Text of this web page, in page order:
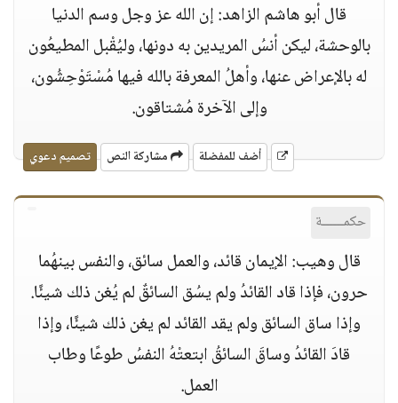
قال أبو هاشم الزاهد: إن الله عز وجل وسم الدنيا
بالوحشة، ليكن أنسُ المريدين به دونها، وليُقْبل المطيعُون
له بالإعراض عنها، وأهلُ المعرفة بالله فيها مُسْتَوْحِشُون،
وإلى الآخرة مُشتاقون.
أضف للمفضلة مشاركة النص تصميم دعوي
حكمــــــة
قال وهيب: الإيمان قائد، والعمل سائق، والنفس بينهُما
حرون، فإذا قاد القائدُ ولم يسُق السائقٌ لم يُغن ذلك شيئًا.
وإذا ساق السائق ولم يقد القائد لم يغن ذلك شيئًا، وإذا
قادَ القائدُ وساقَ السائقُ ابتعتْهُ النفسُ طوعًا وطاب
العمل.